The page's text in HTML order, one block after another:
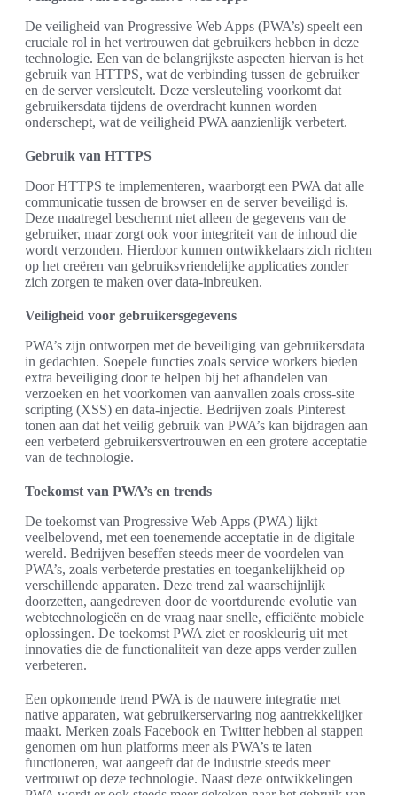
De veiligheid van Progressive Web Apps (PWA’s) speelt een
cruciale rol in het vertrouwen dat gebruikers hebben in deze
technologie. Een van de belangrijkste aspecten hiervan is het
gebruik van HTTPS, wat de verbinding tussen de gebruiker
en de server versleutelt. Deze versleuteling voorkomt dat
gebruikersdata tijdens de overdracht kunnen worden
onderschept, wat de veiligheid PWA aanzienlijk verbetert.
Gebruik van HTTPS
Door HTTPS te implementeren, waarborgt een PWA dat alle
communicatie tussen de browser en de server beveiligd is.
Deze maatregel beschermt niet alleen de gegevens van de
gebruiker, maar zorgt ook voor integriteit van de inhoud die
wordt verzonden. Hierdoor kunnen ontwikkelaars zich richten
op het creëren van gebruiksvriendelijke applicaties zonder
zich zorgen te maken over data-inbreuken.
Veiligheid voor gebruikersgegevens
PWA’s zijn ontworpen met de beveiliging van gebruikersdata
in gedachten. Soepele functies zoals service workers bieden
extra beveiliging door te helpen bij het afhandelen van
verzoeken en het voorkomen van aanvallen zoals cross-site
scripting (XSS) en data-injectie. Bedrijven zoals Pinterest
tonen aan dat het veilig gebruik van PWA’s kan bijdragen aan
een verbeterd gebruikersvertrouwen en een grotere acceptatie
van de technologie.
Toekomst van PWA’s en trends
De toekomst van Progressive Web Apps (PWA) lijkt
veelbelovend, met een toenemende acceptatie in de digitale
wereld. Bedrijven beseffen steeds meer de voordelen van
PWA’s, zoals verbeterde prestaties en toegankelijkheid op
verschillende apparaten. Deze trend zal waarschijnlijk
doorzetten, aangedreven door de voortdurende evolutie van
webtechnologieën en de vraag naar snelle, efficiënte mobiele
oplossingen. De toekomst PWA ziet er rooskleurig uit met
innovaties die de functionaliteit van deze apps verder zullen
verbeteren.
Een opkomende trend PWA is de nauwere integratie met
native apparaten, wat gebruikerservaring nog aantrekkelijker
maakt. Merken zoals Facebook en Twitter hebben al stappen
genomen om hun platforms meer als PWA’s te laten
functioneren, wat aangeeft dat de industrie steeds meer
vertrouwt op deze technologie. Naast deze ontwikkelingen